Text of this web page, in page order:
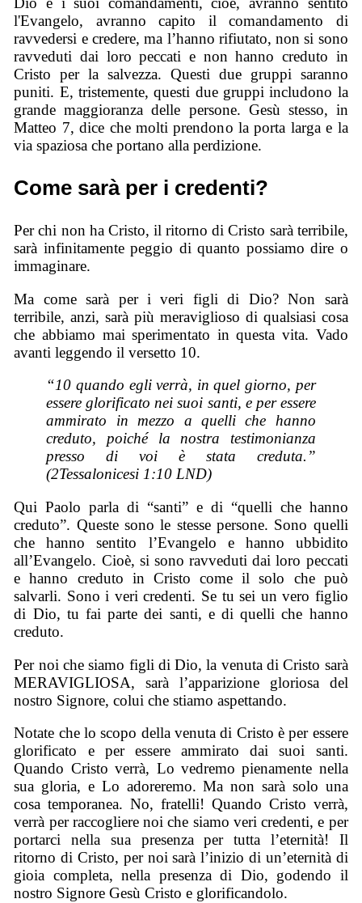
l'Evangelo, avranno capito il comandamento di
ravvedersi e credere, ma l’hanno rifiutato,non si sono
ravveduti dai loro peccati e non hanno creduto in
Cristoper la salvezza. Questi due gruppi saranno
puniti. E, tristemente, questi due gruppi includono la
grandemaggioranza delle persone. Gesù stesso, in
Matteo 7, dice che molti prendono la porta larga e la
via spaziosa che portano alla perdizione.
Come sarà per i credenti?
Per chi non ha Cristo, il ritorno di Cristo sarà terribile,
sarà infinitamente peggio di quanto possiamo dire o
immaginare.
Ma come sarà per i veri figli di Dio? Non sarà
terribile, anzi, sarà più meraviglioso di qualsiasi cosa
che abbiamo mai sperimentato in questa vita. Vado
avanti leggendo il versetto 10.
“10 quando egli verrà, in quel giorno, per
essere glorificato nei suoi santi, e per essere
ammirato in mezzo a quelli che hanno
creduto, poiché la nostra testimonianza
presso di voi è stata creduta.”
(2Tessalonicesi 1:10 LND)
Qui Paolo parla di “santi” e di “quelli che hanno
creduto”. Queste sono le stesse persone. Sono quelli
che hanno sentito l’Evangelo e hanno ubbidito
all’Evangelo. Cioè, si sono ravveduti dai loro peccati
e hanno creduto in Cristo come il solo che può
salvarli. Sono i veri credenti. Se tu sei un vero figlio
di Dio, tu fai parte dei santi, e di quelli che hanno
creduto.
Per noi che siamo figli di Dio, la venuta di Cristo sarà
MERAVIGLIOSA, sarà l’apparizione gloriosa del
nostro Signore, colui che stiamo aspettando.
Notate che lo scopo della venuta di Cristo è per essere
glorificato e per essere ammirato dai suoi santi.
Quando Cristo verrà, Lo vedremo pienamente nella
sua gloria, e Lo adoreremo. Ma non sarà solo una
cosa temporanea. No, fratelli! Quando Cristo verrà,
verrà per raccogliere noi che siamo veri credenti, e per
portarci nella sua presenza per tutta l’eternità! Il
ritorno di Cristo, per noi sarà l’inizio di un’eternità di
gioia completa, nella presenza di Dio, godendo il
nostro Signore Gesù Cristo e glorificandolo.